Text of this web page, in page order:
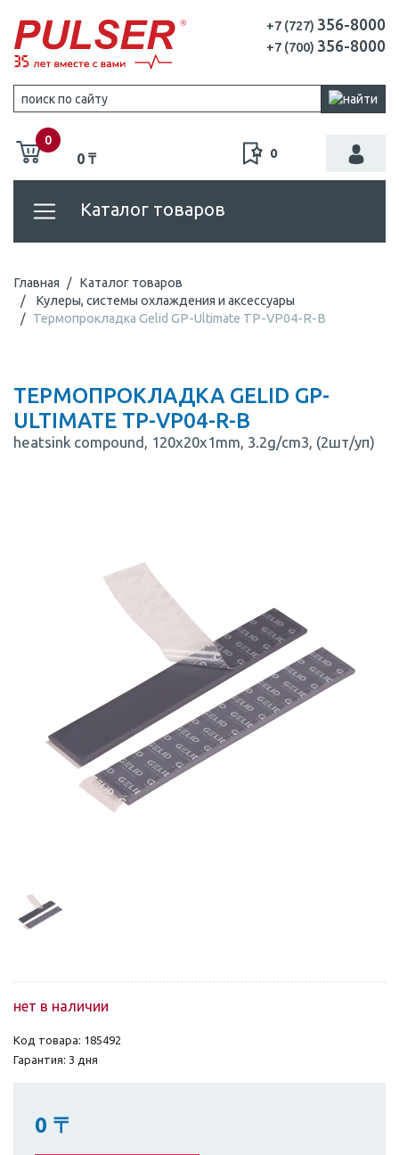
+7 (727) 356-8000
+7 (700) 356-8000
0
0 ₸ 0
Каталог товаров
Главная
Каталог товаров
Кулеры, системы охлаждения и аксессуары
Термопрокладка Gelid GP-Ultimate TP-VP04-R-B
ТЕРМОПРОКЛАДКА GELID GP-
ULTIMATE TP-VP04-R-B
heatsink compound, 120x20x1mm, 3.2g/cm3, (2шт/уп)
нет в наличии
Код товара: 185492
Гарантия: 3 дня
0 〒